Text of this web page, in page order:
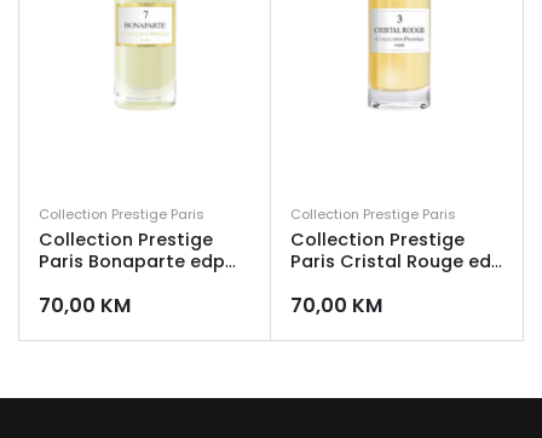
Collection Prestige Paris
Collection Prestige
Paris Bonaparte edp
70,00 KM
Collection Prestige Paris
Collection Prestige
Paris Cristal Rouge edp
70,00 KM